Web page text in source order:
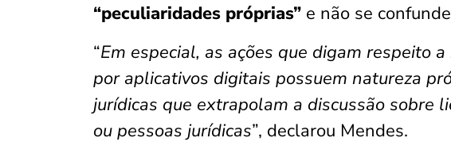
“peculiaridades próprias” e não se
“Em especial, as ações que digam respeito
por aplicativos digitais possuem natureza
jurídicas que extrapolam a discussão sobre
ou pessoas jurídicas”, declarou Mendes.